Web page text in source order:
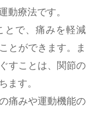
動療法です。
とで、痛みを軽減
とができます。ま
すことは、関節の
ます。
痛みや運動機能の